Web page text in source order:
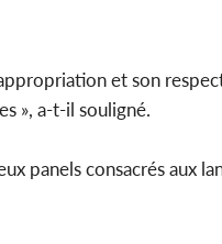
et son
», a-t-il souligné.
consacrés aux